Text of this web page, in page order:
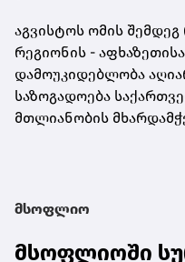
აგვისტოს ომის
რეგიონის -
დამოუკიდებლობა
საზოგადოება
მთლიანობის
მსოფლიო
მსოფლიოში